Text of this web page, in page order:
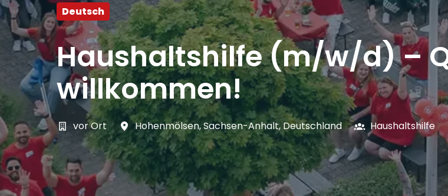
Deutsch
Haushaltshilfe (m/w/d) –
willkommen!
vor Ort Hohenmölsen,Sachsen-Anhalt, Deutschland Haushaltshilfe